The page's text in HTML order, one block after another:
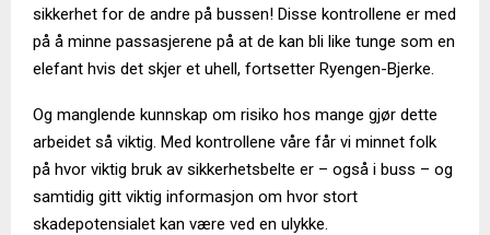
sikkerhet for de andre på bussen! Disse kontrollene er med
på å minne passasjerene på at de kan bli like tunge som en
elefant hvis det skjer et uhell, fortsetter Ryengen-Bjerke.
Og manglende kunnskap om risiko hos mange gjør dette
arbeidet så viktig. Med kontrollene våre får vi minnet folk
på hvor viktig bruk av sikkerhetsbelte er – også i buss – og
samtidig gitt viktig informasjon om hvor stort
skadepotensialet kan være ved en ulykke.